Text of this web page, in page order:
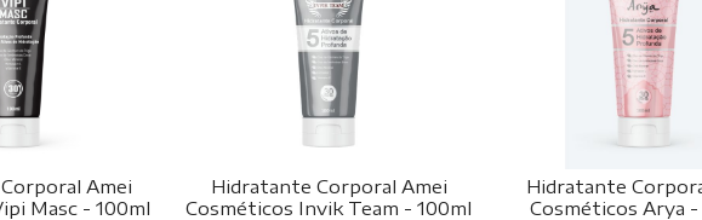
Amei
Masc - 100ml
Hidratante Corporal Amei
Cosméticos Invik Team - 100ml
Hidratante
Cosméticos Arya -